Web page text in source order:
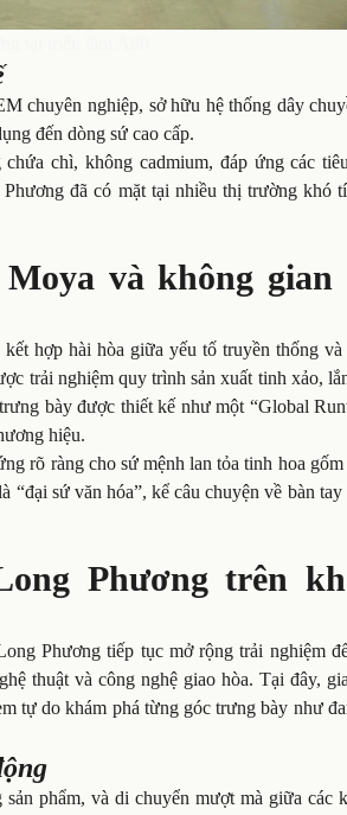
chuyên nghiệp, sở hữu hệ thống dây
đến dòng sứ cao cấp.
chì, không cadmium, đáp ứng các
đã có mặt tại nhiều thị trường khó
và không gian
hợp hài hòa giữa yếu tố truyền thống
trải nghiệm quy trình sản xuất tinh xảo,
bày được thiết kế như một “Global
hiệu.
rõ ràng cho sứ mệnh lan tỏa tinh hoa
sứ văn hóa”, kể câu chuyện về bàn tay
Phương trên
Phương tiếp tục mở rộng trải nghiệm
thuật và công nghệ giao hòa. Tại đây,
tự do khám phá từng góc trưng bày như
phẩm, và di chuyển mượt mà giữa các